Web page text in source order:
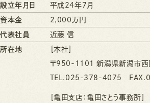
設立年月日 平成24年7月
資本金 2,000万円
代表社員 近藤 信
所在地
［本社］
〒950-1101 新潟県新潟市西
TEL.025-378-4075
［亀田支店：亀田さとう事務所］